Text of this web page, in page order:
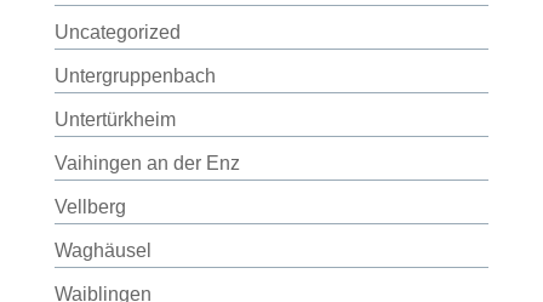
Uncategorized
Untergruppenbach
Untertürkheim
Vaihingen an der Enz
Vellberg
Waghäusel
Waiblingen